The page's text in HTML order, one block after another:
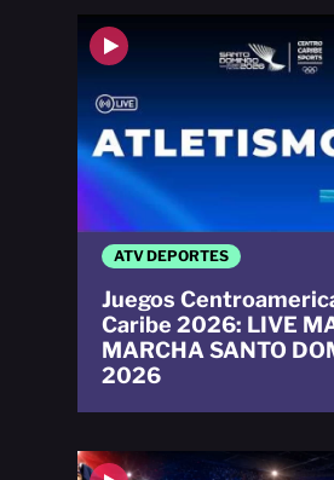
ATV DEPORTES
Juegos
Caribe 2026: LIVE
MARCHA SANTO
2026